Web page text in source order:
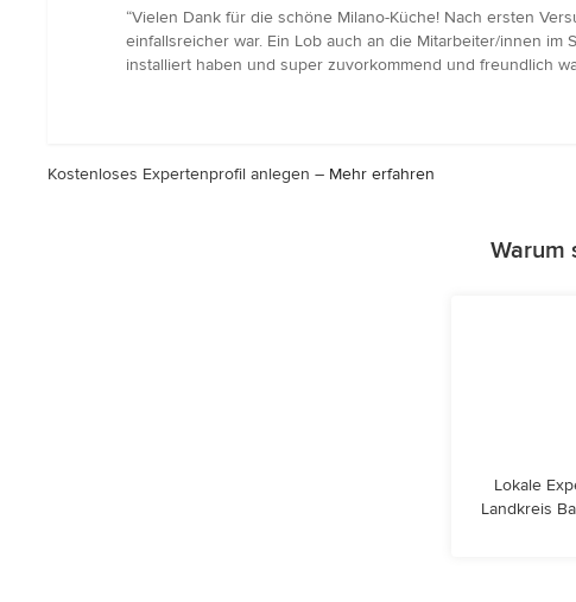
Bewertung:
5
von
“Vielen Dank für die schöne Milano-Küche! Nach ersten
einfallsreicher war. Ein Lob auch an die Mitarbeiter/innen
installiert haben und super zuvorkommend und freundlich
Kostenloses Expertenprofil anlegen – Mehr erfahren
Warum
Lokale
Landkreis